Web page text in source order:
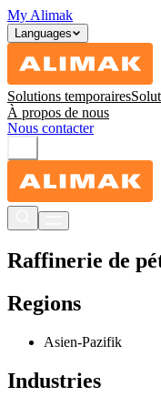
My Alimak
Languages
Solutions temporaires
À propos de nous
Nous contacter
Raffinerie de
Regions
Asien-Pazifik
Industries